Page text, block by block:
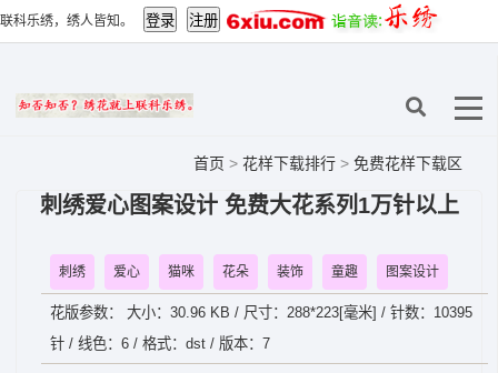
联科乐绣，绣人皆知。
首页 > 花样下载排行 > 免费花样下载区
刺绣爱心图案设计 免费大花系列1万针以上
刺绣 爱心 猫咪 花朵 装饰 童趣 图案设计
花版参数： 大小：30.96 KB / 尺寸：288*223[毫米] / 针数：10395
针 / 线色：6 / 格式：dst / 版本：7